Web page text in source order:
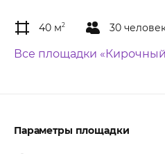
40 м2 30
Все площадки
Параметры площадки